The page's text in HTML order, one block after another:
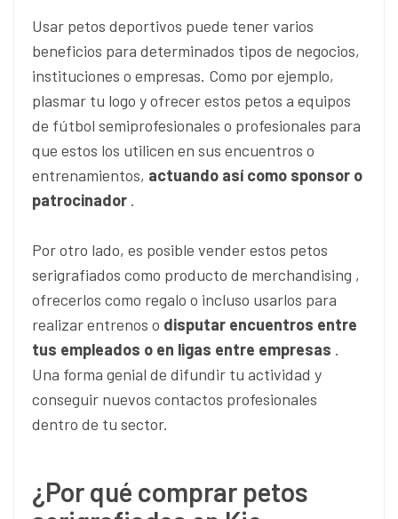
Usar petos deportivos puede tener varios
beneficios para determinados tipos de negocios,
instituciones o empresas. Como por ejemplo,
plasmar tu logo y ofrecer estos petos a equipos
de fútbol semiprofesionales o profesionales para
que estos los utilicen en sus encuentros o
entrenamientos, actuando así como sponsor o
patrocinador .
Por otro lado, es posible vender estos petos
serigrafiados como producto de merchandising ,
ofrecerlos como regalo o incluso usarlos para
realizar entrenos o disputar encuentros entre
tus empleados o en ligas entre empresas .
Una forma genial de difundir tu actividad y
conseguir nuevos contactos profesionales
dentro de tu sector.
¿Por qué comprar petos